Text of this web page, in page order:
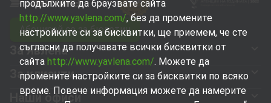
продължите да браузвате сайта
http://www.yavlena.com/, без да промените
настройките си за бисквитки, ще приемем, че сте
съгласни да получавате всички бисквитки от
сайта http://www.yavlena.com/. Можете да
промените настройките си за бисквитки по всяко
време. Повече информация можете да намерите
Абонирай се за бюлетин
За Явлена
За клиенти
Наши офиси